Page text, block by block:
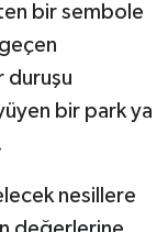
bir sembole
duruşu
bir park ya
nesillere